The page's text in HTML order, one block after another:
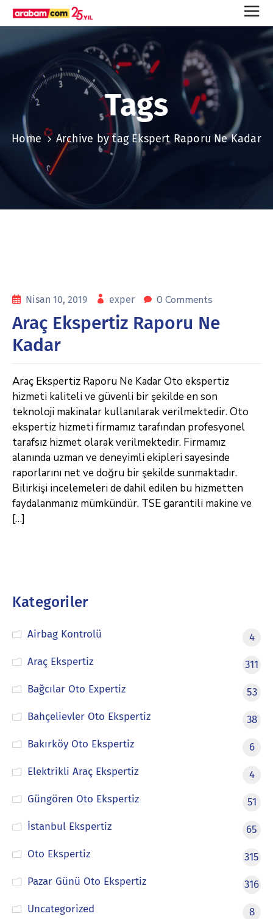
Tags
Home Archive by tag Ekspert Raporu Ne Kadar
Nisan 10, 2019 exper 0 Comments
Araç Ekspertiz Raporu Ne
Kadar
Araç Ekspertiz Raporu Ne Kadar Oto ekspertiz
hizmeti kaliteli ve güvenli bir şekilde en son
teknoloji makinalar kullanılarak verilmektedir. Oto
ekspertiz hizmeti firmamız tarafından profesyonel
tarafsız hizmet olarak verilmektedir. Firmamız
alanında uzman ve deneyimli ekipleri sayesinde
raporlarını net ve doğru bir şekilde sunmaktadır.
Bilirkişi incelemeleri de dahil edilen bu hizmetten
faydalanmanız mümkündür. TSE garantili makine ve
[…]
Kategoriler
Airbag Kontrolü
4
Araç Ekspertiz
311
Bağcılar Oto Expertiz
53
Bahçelievler Oto Ekspertiz
38
Bakırköy Oto Ekspertiz
6
Elektrikli Araç Ekspertiz
4
Güngören Oto Ekspertiz
51
İstanbul Ekspertiz
65
Oto Ekspertiz
315
Pazar Günü Oto Ekspertiz
316
Uncategorized
8